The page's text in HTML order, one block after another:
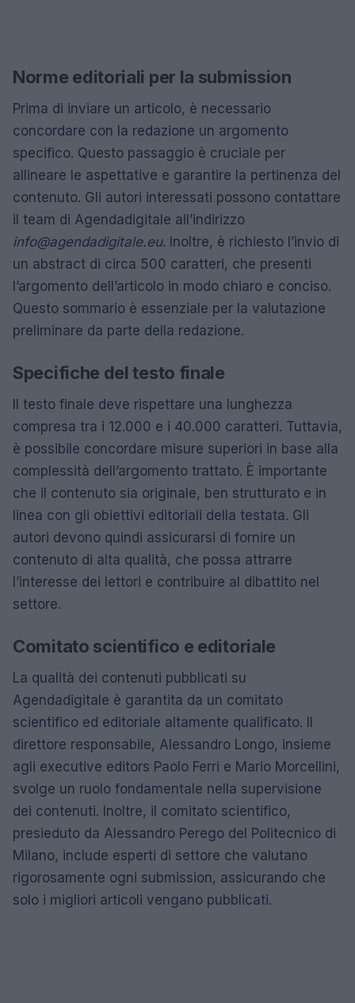
Norme editoriali per la submission
Prima di inviare un articolo, è necessario
concordare con la redazione un argomento
specifico. Questo passaggio è cruciale per
allineare le aspettative e garantire la pertinenza del
contenuto. Gli autori interessati possono contattare
il team di Agendadigitale all’indirizzo
info@agendadigitale.eu. Inoltre, è richiesto l’invio di
un abstract di circa 500 caratteri, che presenti
l’argomento dell’articolo in modo chiaro e conciso.
Questo sommario è essenziale per la valutazione
preliminare da parte della redazione.
Specifiche del testo finale
Il testo finale deve rispettare una lunghezza
compresa tra i 12.000 e i 40.000 caratteri. Tuttavia,
è possibile concordare misure superiori in base alla
complessità dell’argomento trattato. È importante
che il contenuto sia originale, ben strutturato e in
linea con gli obiettivi editoriali della testata. Gli
autori devono quindi assicurarsi di fornire un
contenuto di alta qualità, che possa attrarre
l’interesse dei lettori e contribuire al dibattito nel
settore.
Comitato scientifico e editoriale
La qualità dei contenuti pubblicati su
Agendadigitale è garantita da un comitato
scientifico ed editoriale altamente qualificato. Il
direttore responsabile, Alessandro Longo, insieme
agli executive editors Paolo Ferri e Mario Morcellini,
svolge un ruolo fondamentale nella supervisione
dei contenuti. Inoltre, il comitato scientifico,
presieduto da Alessandro Perego del Politecnico di
Milano, include esperti di settore che valutano
rigorosamente ogni submission, assicurando che
solo i migliori articoli vengano pubblicati.